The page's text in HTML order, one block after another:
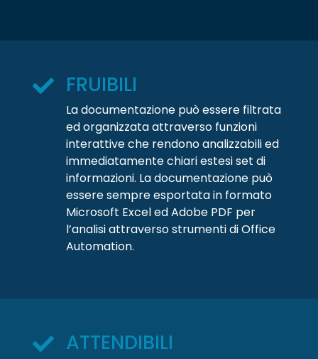
FRUIBILI
La documentazione può essere filtrata
ed organizzata attraverso funzioni
interattive che rendono analizzabili ed
immediatamente chiari estesi set di
informazioni. La documentazione può
essere sempre esportata in formato
Microsoft Excel ed Adobe PDF per
l’analisi attraverso strumenti di Office
Automation.
ATTENDIBILI